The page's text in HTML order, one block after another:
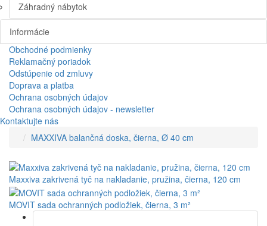
Záhradný nábytok
Informácie
Obchodné podmienky
Reklamačný poriadok
Odstúpenie od zmluvy
Doprava a platba
Ochrana osobných údajov
Ochrana osobných údajov - newsletter
Kontaktujte nás
MAXXIVA balančná doska, čierna, Ø 40 cm
Maxxiva zakrivená tyč na nakladanie, pružina, čierna, 120 cm
MOVIT sada ochranných podložiek, čierna, 3 m²